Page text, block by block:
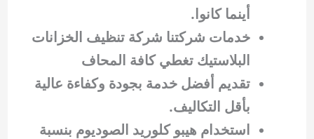
أينما كانوا.
خدمات شركتنا شركة تنظيف الخزانات
البلاستيك تغطي كافة المحاف
تقديم أفضل خدمة بجودة وكفاءة عالية
بأقل التكاليف.
استخدام هيبو كلوريد الصوديوم بنسبة